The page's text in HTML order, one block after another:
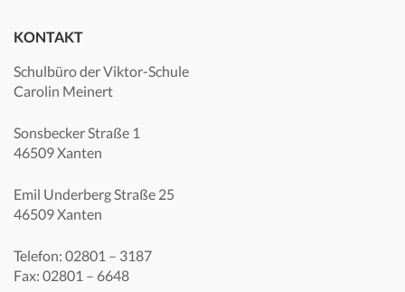
KONTAKT
Schulbüro der Viktor-Schule
Carolin Meinert
Sonsbecker Straße 1
46509 Xanten
Emil Underberg Straße 25
46509 Xanten
Telefon: 02801 – 3187
Fax: 02801 – 6648